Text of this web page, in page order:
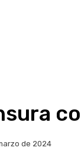
de 2024